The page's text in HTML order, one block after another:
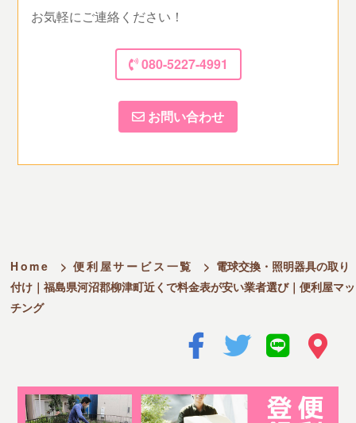
お気軽にご連絡ください！
080-5227-4991
お問い合わせ
Home > 便利屋サービス一覧 > 電球交換・照明器具の取り
付け｜福島県河沼郡柳津町近くで料金表が安い業者選び｜便利屋マッ
チング